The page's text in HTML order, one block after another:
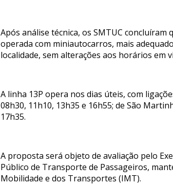
Após análise técnica, os SMTUC
operada com miniautocarros, mais
localidade, sem alterações aos horários
A linha 13P opera nos dias úteis, com
08h30, 11h10, 13h35 e 16h55; de São
17h35.
A proposta será objeto de avaliação pelo
Público de Transporte de Passageiros,
Mobilidade e dos Transportes (IMT).